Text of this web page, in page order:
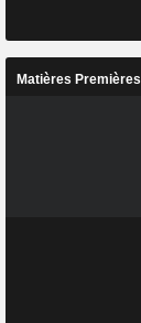
Matières Premières